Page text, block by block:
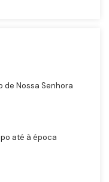
de Nossa Senhora
até à época